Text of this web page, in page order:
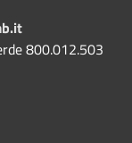
800.012.503